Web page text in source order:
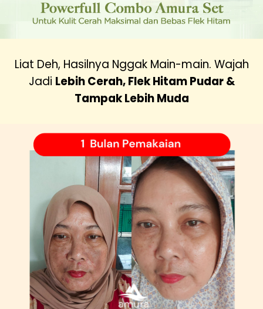
Liat Deh, Hasilnya Nggak Main-main. Wajah
Jadi Lebih Cerah, Flek Hitam Pudar &
Tampak Lebih Muda